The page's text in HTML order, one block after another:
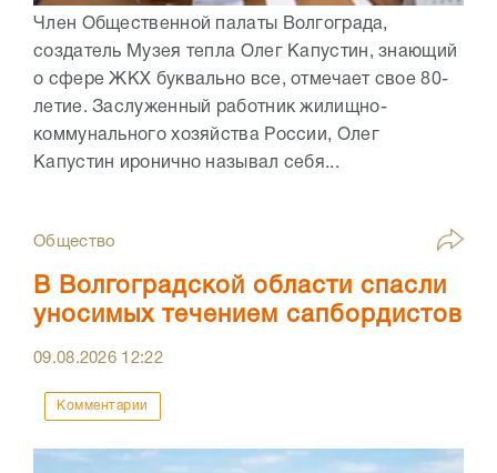
Член Общественной палаты Волгограда,
создатель Музея тепла Олег Капустин, знающий
о сфере ЖКХ буквально все, отмечает свое 80-
летие. Заслуженный работник жилищно-
коммунального хозяйства России, Олег
Капустин иронично называл себя...
Общество
В Волгоградской области спасли
уносимых течением сапбордистов
09.08.2026 12:22
Комментарии